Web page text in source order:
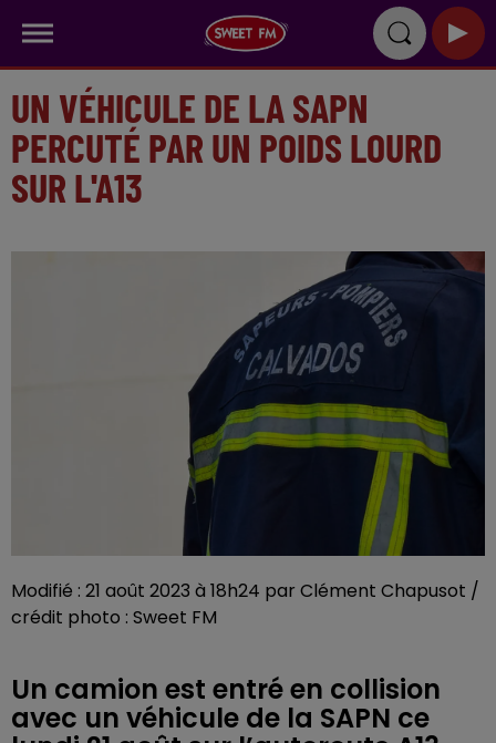
UN VÉHICULE DE LA SAPN
PERCUTÉ PAR UN POIDS LOURD
SUR L'A13
Modifié : 21 août 2023 à 18h24 par Clément Chapusot /
crédit photo : Sweet FM
Un camion est entré en collision
avec un véhicule de la SAPN ce